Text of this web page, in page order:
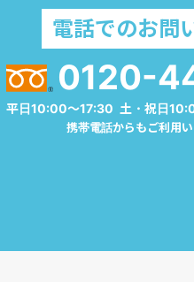
電話でのお問
0120-
平日10:00～17:30 土・祝日
携帯電話からもご利用